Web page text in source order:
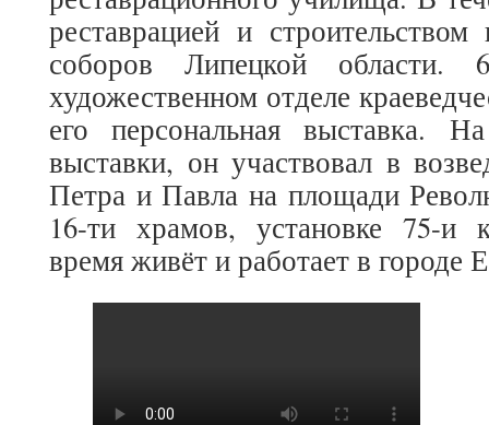
реставрацией и
соборов Липецкой
художественном отделе
его персональная выставка.
выставки, он участвовал в
Петра и Павла на площади
16-ти храмов, установке 75-и
время живёт и работает в городе